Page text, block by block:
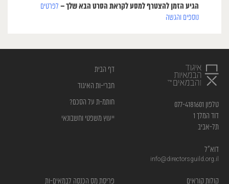
הגיע הזמן להצטרף למסע לקראת הסרט הבא שלך – לפרטים
נוספים והגשה
טלפון 077-4181601
דוד המלך 1
תל-אביב
דוא”ל
info@directorsguild.org.il
דף הבית
חברי-ות האיגוד
חותמ-ת על הסכם?
ייעוץ משפטי וחשבונאי
קולות קוראים פריסת מס הכנסה לבמאים-ות